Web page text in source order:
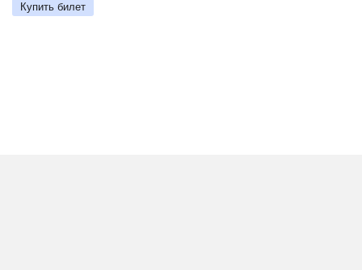
Купить билет